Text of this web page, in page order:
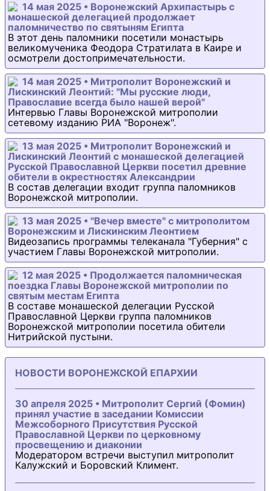
14 мая 2025 • Воронежский Архипастырь с
монашеской делегацией продолжает
паломничество по святыням Египта
В этот день паломники посетили монастырь
великомученика Феодора Стратилата в Каире и
осмотрели достопримечательности.
14 мая 2025 • Митрополит Воронежский и
Лискинский Леонтий: "Мы русские люди,
Православие всегда было нашей верой"
Интервью Главы Воронежской митрополии
сетевому изданию РИА "Воронеж".
13 мая 2025 • Митрополит Воронежский и
Лискинский Леонтий с монашеской делегацией
Русской Православной Церкви посетил древние
обители в окрестностях Александрии
В состав делегации входит группа паломников
Воронежской митрополии.
13 мая 2025 • "Вечер вместе" с митрополитом
Воронежским и Лискинским Леонтием
Видеозапись программы телеканала "Губерния" с
участием Главы Воронежской митрополии.
12 мая 2025 • Продолжается паломническая
поездка Главы Воронежской митрополии по
святым местам Египта
В составе монашеской делегации Русской
Православной Церкви группа паломников
Воронежской митрополии посетила обители
Нитрийской пустыни.
НОВОСТИ ВОРОНЕЖСКОЙ ЕПАРХИИ
30 апреля 2025 • Митрополит Сергий (Фомин)
принял участие в заседании Комиссии
Межсоборного Присутствия Русской
Православной Церкви по церковному
просвещению и диаконии
Модератором встречи выступил митрополит
Калужский и Боровский Климент.